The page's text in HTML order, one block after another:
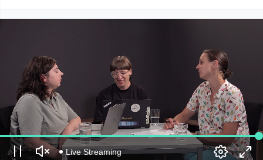
Live Streaming